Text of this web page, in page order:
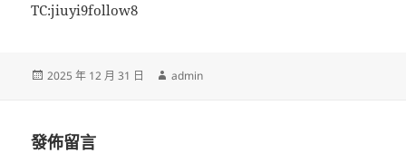
TC:jiuyi9follow8
發
2025 年 12 月 31 日
作
admin
發佈留言